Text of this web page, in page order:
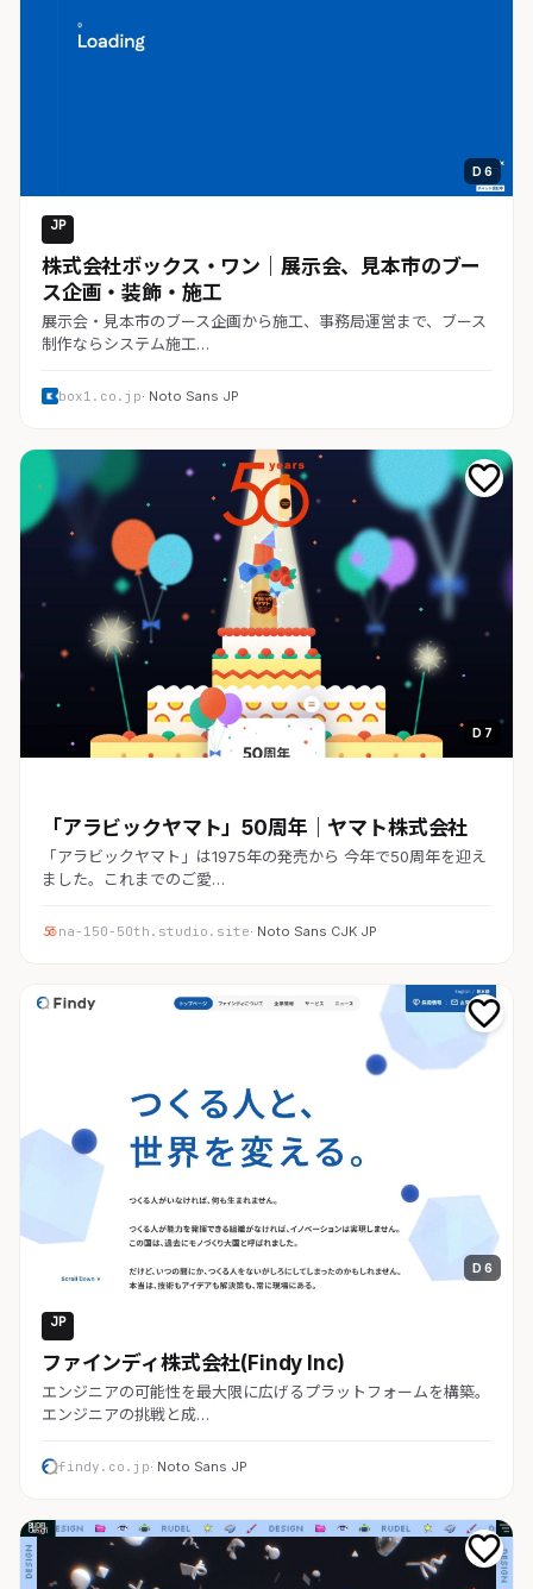
D 6
JP
株式会社ボックス・ワン｜展示会、見本市のブー
ス企画・装飾・施工
展示会・見本市のブース企画から施工、事務局運営まで、ブース
制作ならシステム施工…
box1.co.jp· Noto Sans JP
D 7
「アラビックヤマト」50周年｜ヤマト株式会社
「アラビックヤマト」は1975年の発売から 今年で50周年を迎え
ました。これまでのご愛…
na-150-50th.studio.site· Noto Sans CJK JP
D 6
JP
ファインディ株式会社(Findy Inc)
エンジニアの可能性を最大限に広げるプラットフォームを構築。
エンジニアの挑戦と成…
findy.co.jp· Noto Sans JP